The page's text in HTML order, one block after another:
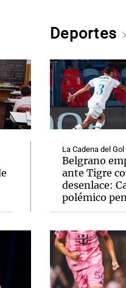
Deportes
La Cadena del Gol
Belgrano
ante Tigre
desenlace:
polémico